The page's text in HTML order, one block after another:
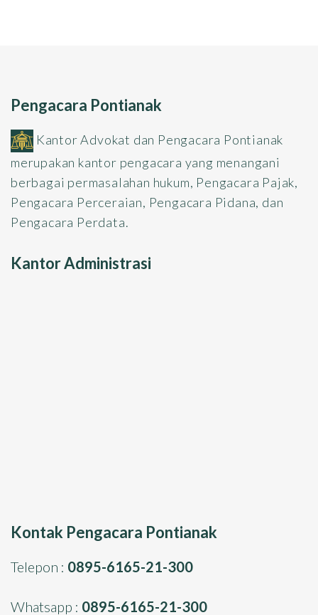
Pengacara Pontianak
Kantor Advokat dan Pengacara Pontianak
merupakan kantor pengacara yang menangani
berbagai permasalahan hukum, Pengacara Pajak,
Pengacara Perceraian, Pengacara Pidana, dan
Pengacara Perdata.
Kantor Administrasi
Kontak Pengacara Pontianak
Telepon : 0895-6165-21-300
Whatsapp : 0895-6165-21-300